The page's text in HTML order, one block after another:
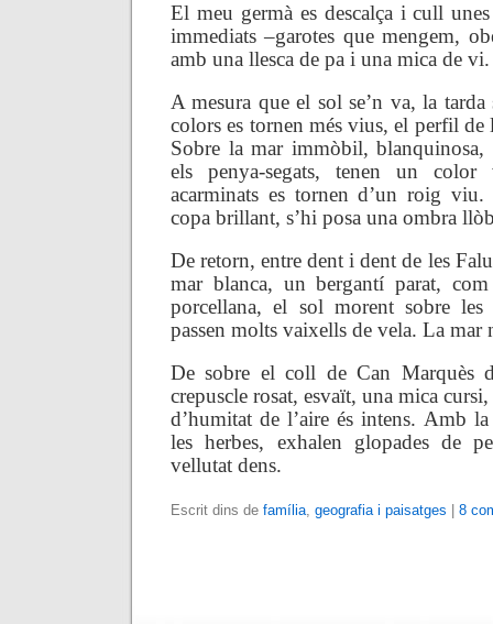
El meu germà es descalça i cull
immediats –garotes que mengem,
amb una llesca de pa i una mica de
A mesura que el sol se’n va, la tarda
colors es tornen més vius, el perfil de
Sobre la mar immòbil, blanquinosa,
els penya-segats, tenen un color
acarminats es tornen d’un roig viu.
copa brillant, s’hi posa una ombra
De retorn, entre dent i dent de les
mar blanca, un bergantí parat,
porcellana, el sol morent sobre les
passen molts vaixells de vela. La mar
De sobre el coll de Can Marquès
crepuscle rosat, esvaït, una mica
d’humitat de l’aire és intens. Amb
les herbes, exhalen glopades de
vellutat dens.
Escrit dins de família, geografia i paisatges 8